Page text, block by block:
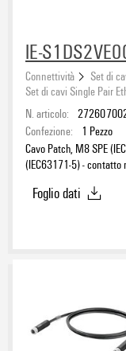
IE-
Connettività
Set di
Set di cavi Single Pair
N. articolo:
Confezione:
1 Pezzo
Cavo Patch, M8 SPE
(IEC63171-5) - contatto
Foglio dati